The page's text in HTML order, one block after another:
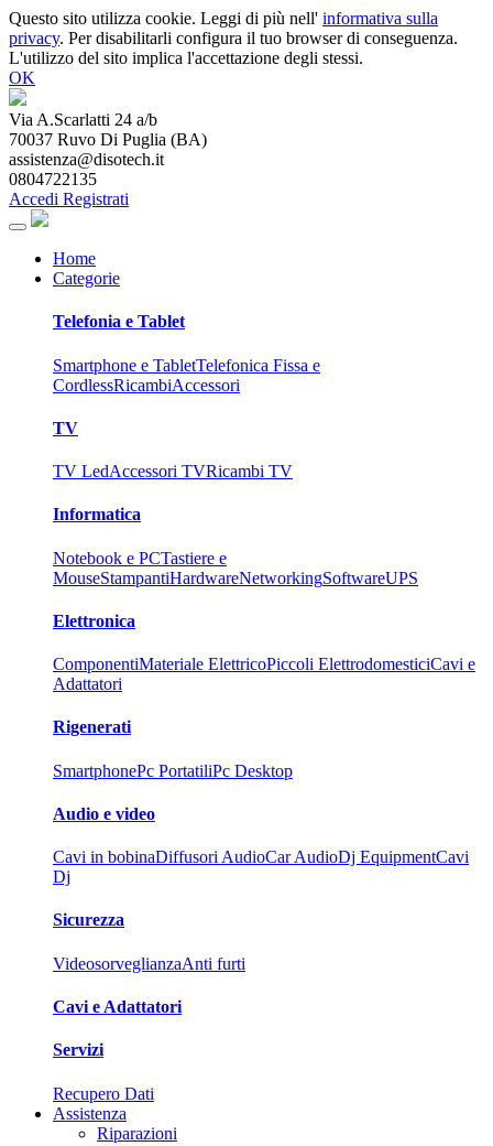
Questo sito utilizza cookie. Leggi di più nell' informativa sulla
privacy. Per disabilitarli configura il tuo browser di conseguenza.
L'utilizzo del sito implica l'accettazione degli stessi.
OK
Via A.Scarlatti 24 a/b
70037 Ruvo Di Puglia (BA)
assistenza@disotech.it
0804722135
Accedi Registrati
Home
Categorie
Telefonia e Tablet
Smartphone e TabletTelefonica Fissa e
CordlessRicambiAccessori
TV
TV LedAccessori TVRicambi TV
Informatica
Notebook e PCTastiere e
MouseStampantiHardwareNetworkingSoftwareUPS
Elettronica
ComponentiMateriale ElettricoPiccoli ElettrodomesticiCavi e
Adattatori
Rigenerati
SmartphonePc PortatiliPc Desktop
Audio e video
Cavi in bobinaDiffusori AudioCar AudioDj EquipmentCavi
Dj
Sicurezza
VideosorveglianzaAnti furti
Cavi e Adattatori
Servizi
Recupero Dati
Assistenza
Riparazioni